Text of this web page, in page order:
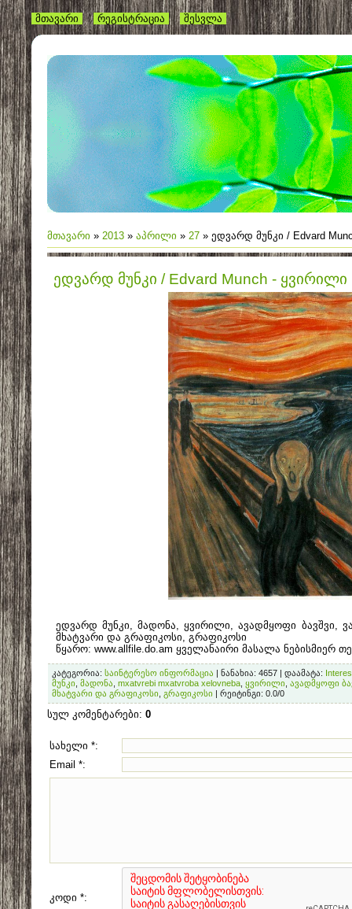
მთავარი რეგისტრაცია შესვლა
მთავარი » 2013 » აპრილი » 27 » ედვარდ მუნკი / Edvard
ედვარდ მუნკი / Edvard Munch - ყვირილი
ედვარდ მუნკი, მადონა, ყვირილი, ავადმყოფი ბავშვი,
მხატვარი და გრაფიკოსი, გრაფიკოსი
წყარო: www.allfile.do.am ყველანაირი მასალა ნებისმიერ
კატეგორია: საინტერესო ინფორმაცია ნანახია: 4657 | დაამატა:
მუნკი მადონა mxatvrebi mxatvroba xelovneba ყვირილი ავადმყოფი
მხატვარი და გრაფიკოსი გრაფიკოსი რეიტინგი: 0.0/0
სულ კომენტარები: 0
სახელი *:
Email *:
კოდი *: